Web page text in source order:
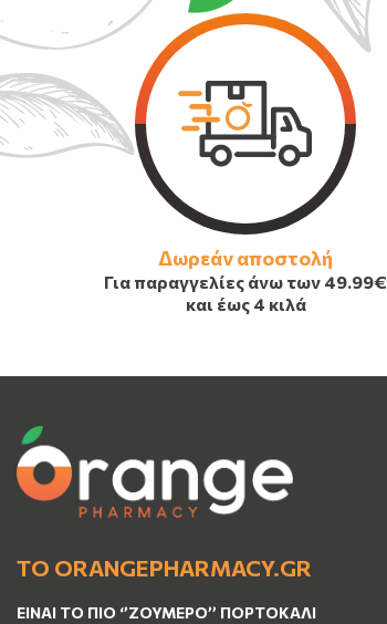
Δωρεάν αποστολή
Για παραγγελίες άνω των 49.99€
και έως 4 κιλά
ΤΟ ORANGEPHARMACY.GR
ΕΊΝΑΙ ΤO ΠΙΟ ‘’ΖΟΥΜΕΡΌ’’ ΠΟΡΤΟΚΑΛΊ